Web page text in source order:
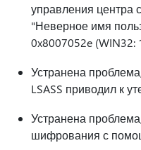
управления центра
"Неверное имя
0x8007052e (WIN32:
Устранена
LSASS приводил к
Устранена
шифрования с